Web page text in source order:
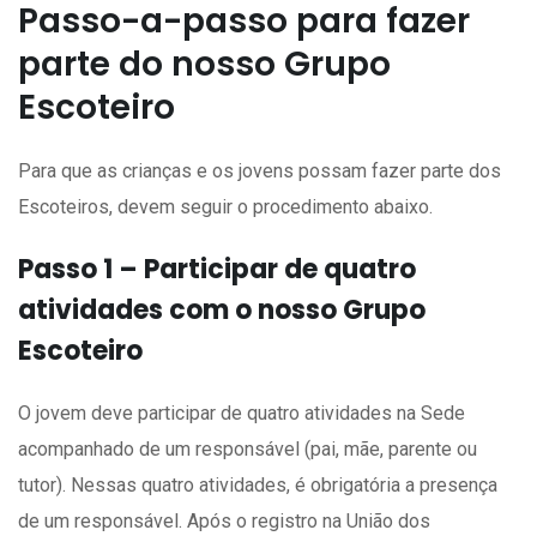
Passo-a-passo para fazer
parte do nosso Grupo
Escoteiro
Para que as crianças e os jovens possam fazer parte dos
Escoteiros, devem seguir o procedimento abaixo.
Passo 1 – Participar de quatro
atividades com o nosso Grupo
Escoteiro
O jovem deve participar de quatro atividades na Sede
acompanhado de um responsável (pai, mãe, parente ou
tutor). Nessas quatro atividades, é obrigatória a presença
de um responsável. Após o registro na União dos